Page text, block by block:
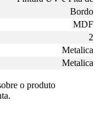
Bordo
MDF
2
Metalica
Metalica
o produto